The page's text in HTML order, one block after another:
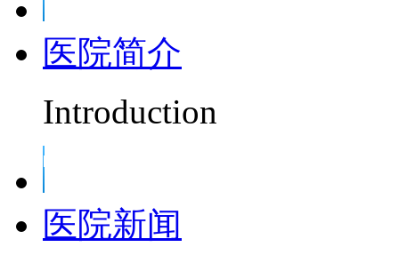
医院简介
Introduction
医院新闻